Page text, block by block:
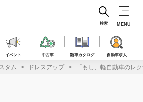
イベント 中古車 新車カタログ 自動車求人
検索 MENU
タム ドレスアップ 「もし、軽自動車のレ